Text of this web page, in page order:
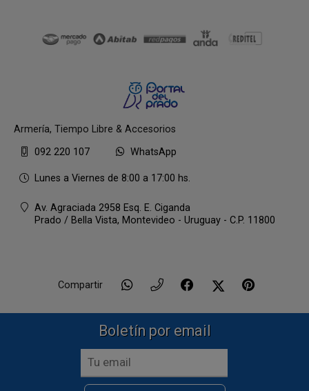
Armería, Tiempo Libre & Accesorios
092 220 107
WhatsApp
Lunes a Viernes de 8:00 a 17:00 hs.
Av. Agraciada 2958 Esq. E. Ciganda
Prado / Bella Vista, Montevideo - Uruguay - C.P. 11800
Compartir
Boletín por email